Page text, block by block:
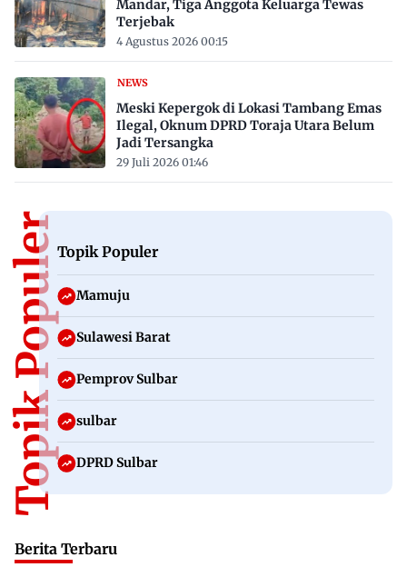
Mandar, Tiga Anggota Keluarga Tewas
Terjebak
4 Agustus 2026 00:15
NEWS
Meski Kepergok di Lokasi Tambang Emas
Ilegal, Oknum DPRD Toraja Utara Belum
Jadi Tersangka
29 Juli 2026 01:46
Topik PopulerTopik Populer
Mamuju
Sulawesi Barat
Pemprov Sulbar
sulbar
DPRD Sulbar
Berita Terbaru